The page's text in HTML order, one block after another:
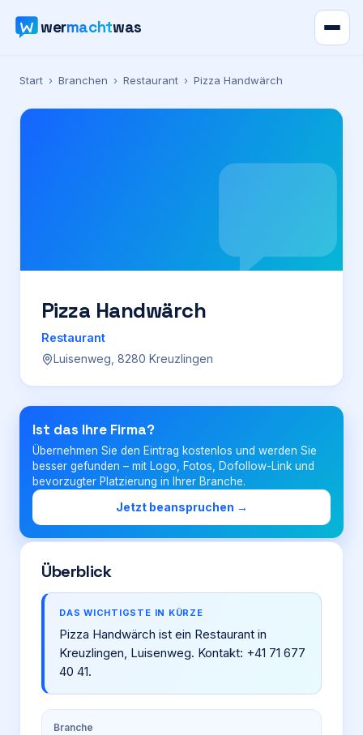
wermachtwas
Verzeichnis
Karte
Preise
Für Firmen
Login
Firma eintragen
Start › Branchen › Restaurant › Pizza Handwärch
Pizza Handwärch
Restaurant
Luisenweg, 8280 Kreuzlingen
Ist das Ihre Firma?
Übernehmen Sie den Eintrag kostenlos und werden Sie
besser gefunden – mit Logo, Fotos, Dofollow-Link und
bevorzugter Platzierung in Ihrer Branche.
Jetzt beanspruchen →
Überblick
DAS WICHTIGSTE IN KÜRZE
Pizza Handwärch ist ein Restaurant in
Kreuzlingen, Luisenweg. Kontakt: +41 71 677
40 41.
Branche